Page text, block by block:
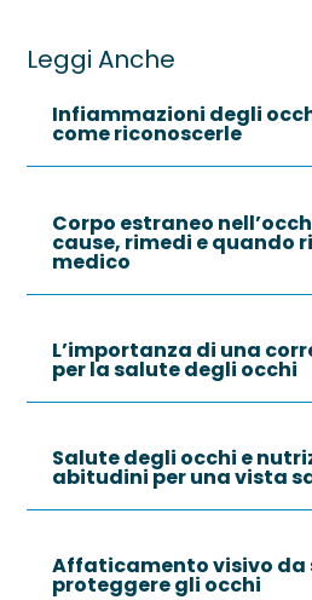
Leggi Anche
Infiammazioni degli
come riconoscerle
Corpo estraneo
cause, rimedi e quando
medico
L’importanza di una
per la salute degli occhi
Salute degli occhi e
abitudini per una vista
Affaticamento visivo da
proteggere gli occhi